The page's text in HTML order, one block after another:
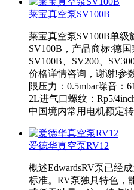
莱宝真空泵SV100B
莱宝真空泵SV100B单级
SV100B，产品商标:德国
SV100B、SV200、
价格详情咨询，谢谢!参
限压力：0.5mbar噪音：
2L进气口螺纹：Rp5/
中国境内常用电机额定转
爱德华真空泵RV12
概述EdwardsRV泵已经
标准。RV泵独具特色，